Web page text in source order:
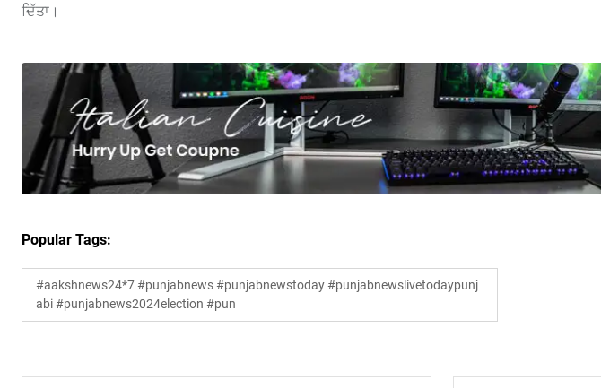
ਦਿੱਤਾ।
Popular Tags:
#aakshnews24*7 #punjabnews #punjabnewstoday #punjabnewslivetodaypunj
abi #punjabnews2024election #pun